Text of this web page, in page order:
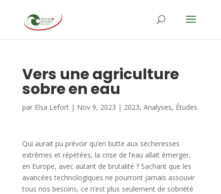
Vers une agriculture
sobre en eau
par Elsa Lefort| Nov 9, 2023 | 2023, Analyses, Études
Qui aurait pu prévoir qu’en butte aux sécheresses
extrêmes et répétées, la crise de l’eau allait émerger,
en Europe, avec autant de brutalité ? Sachant que les
avancées technologiques ne pourront jamais assouvir
tous nos besoins, ce n’est plus seulement de sobriété